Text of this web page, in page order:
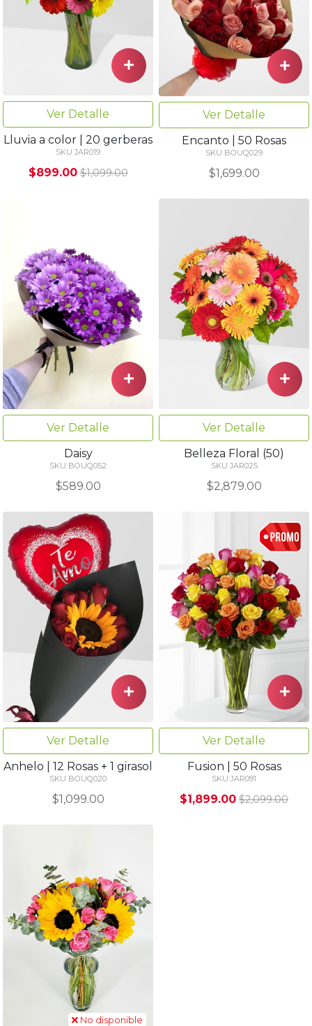
Ver Detalle
Lluvia a color | 20 gerberas
SKU JAR019
$899.00 $1,099.00
Ver Detalle
Encanto | 50 Rosas
SKU BOUQ029
$1,699.00
Ver Detalle
Daisy
SKU BOUQ052
$589.00
Ver Detalle
Belleza Floral (50)
SKU JAR025
$2,879.00
Ver Detalle
Anhelo | 12 Rosas + 1 girasol
SKU BOUQ020
$1,099.00
Ver Detalle
Fusion | 50 Rosas
SKU JAR091
$1,899.00 $2,099.00
No disponible